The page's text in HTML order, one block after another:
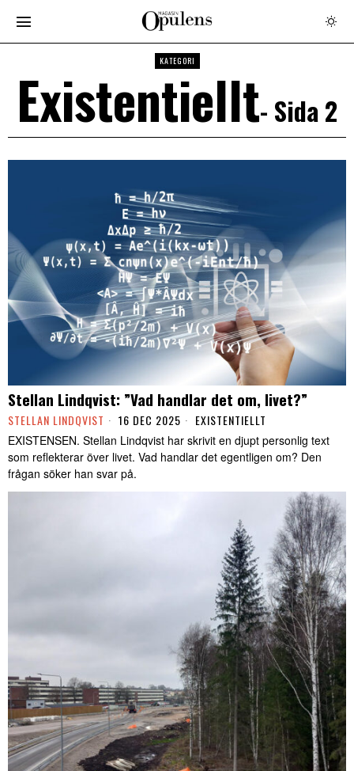
KATEGORI
Existentiellt- Sida 2
Stellan Lindqvist: ”Vad handlar det om, livet?”
STELLAN LINDQVIST 16 DEC 2025 EXISTENTIELLT
EXISTENSEN. Stellan Lindqvist har skrivit en djupt personlig text
som reflekterar över livet. Vad handlar det egentligen om? Den
frågan söker han svar på.